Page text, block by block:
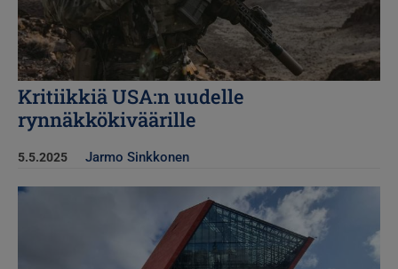
Kritiikkiä USA:n uudelle
rynnäkkökiväärille
5.5.2025 Jarmo Sinkkonen
Kuva